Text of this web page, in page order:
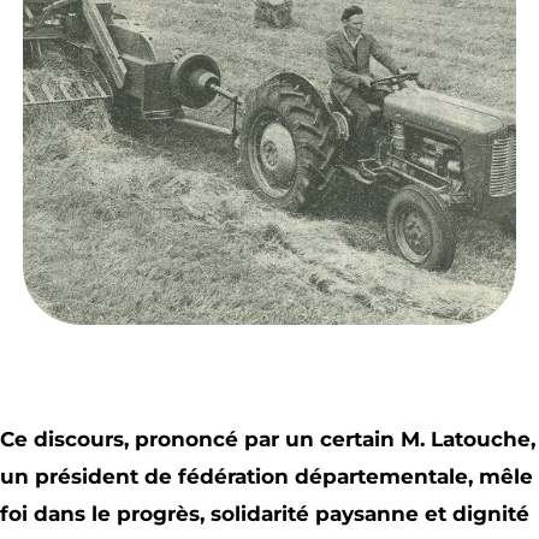
Ce discours, prononcé par un certain M. Latouche,
un président de fédération départementale, mêle
foi dans le progrès, solidarité paysanne et dignité